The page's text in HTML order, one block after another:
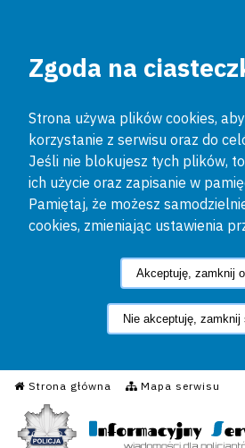
Zgoda na
Strona używa plików cookies,
korzystanie z serwisu oraz do
Jeśli nie blokujesz tych plików,
ich użycie oraz zapisanie w
Pamiętaj, że możesz
cookies, zmieniając ustawienia
Akceptuję, zamknij
Nie akceptuję, zamknij
Strona główna Mapa serwisu
Informacyjny